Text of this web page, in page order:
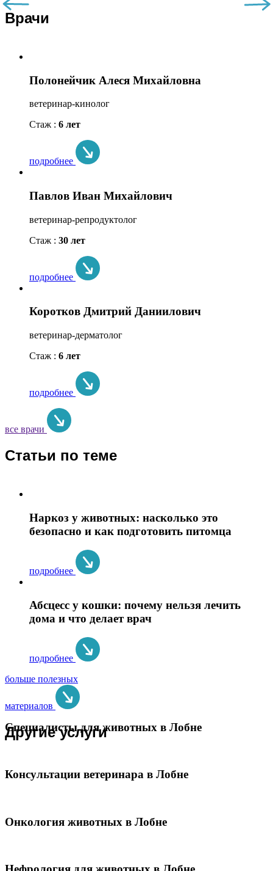
Врачи
Полонейчик Алеся Михайловна
ветеринар-кинолог
Стаж : 6 лет
подробнее
Павлов Иван Михайлович
ветеринар-репродуктолог
Стаж : 30 лет
подробнее
Коротков Дмитрий Даниилович
ветеринар-дерматолог
Стаж : 6 лет
подробнее
все врачи
Статьи по теме
Наркоз у животных: насколько это
безопасно и как подготовить питомца
подробнее
Абсцесс у кошки: почему нельзя лечить
дома и что делает врач
подробнее
больше полезных
материалов
Другие услуги
Специалисты для животных в Лобне
Консультации ветеринара в Лобне
Онкология животных в Лобне